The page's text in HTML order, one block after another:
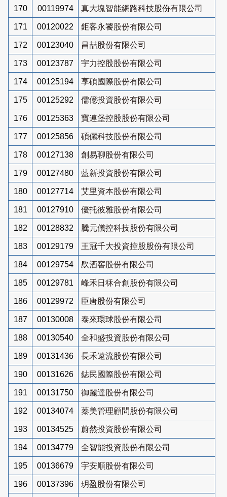
170 00119974 真大塊智能網路科技股份有限公司
171 00120022 鉅客永饕股份有限公司
172 00123040 昌喆股份有限公司
173 00123787 宇力控股股份有限公司
174 00125194 享碩國際股份有限公司
175 00125292 儒億投資股份有限公司
176 00125363 寶連堡控股股份有限公司
177 00125856 碩儷科技股份有限公司
178 00127138 創易聊股份有限公司
179 00127480 藍新投資股份有限公司
180 00127714 艾里資本股份有限公司
181 00127910 優托彼雅股份有限公司
182 00128832 騰元儀控科技股份有限公司
183 00129179 王冠千大投資控股股份有限公司
184 00129754 镹酒窖股份有限公司
185 00129781 峰禾日秝合創股份有限公司
186 00129972 臣唐股份有限公司
187 00130008 泰來環球股份有限公司
188 00130540 全和盛投資股份有限公司
189 00131436 長禾遠流股份有限公司
190 00131626 鋕民國際股份有限公司
191 00131750 御麗達股份有限公司
192 00134074 蓁美管理顧問股份有限公司
193 00134525 蔚然投資股份有限公司
194 00134779 全智能投資股份有限公司
195 00136679 宇安順股份有限公司
196 00137396 玥盈股份有限公司